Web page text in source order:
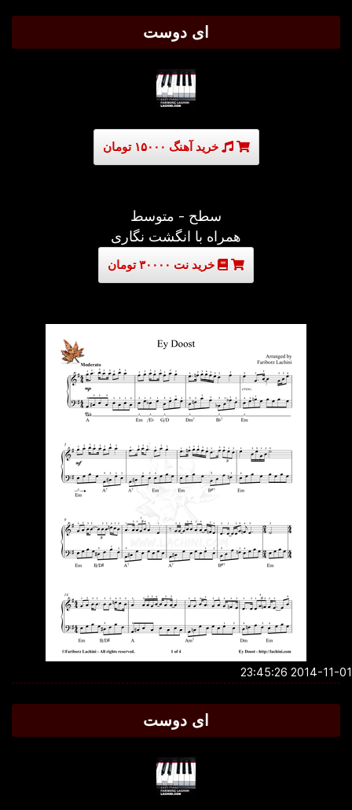
ای دوست
خرید آهنگ ۱۵۰۰۰ تومان
سطح - متوسط
همراه با انگشت نگاری
خرید نت ۳۰۰۰۰ تومان
2014-11-01
ای دوست